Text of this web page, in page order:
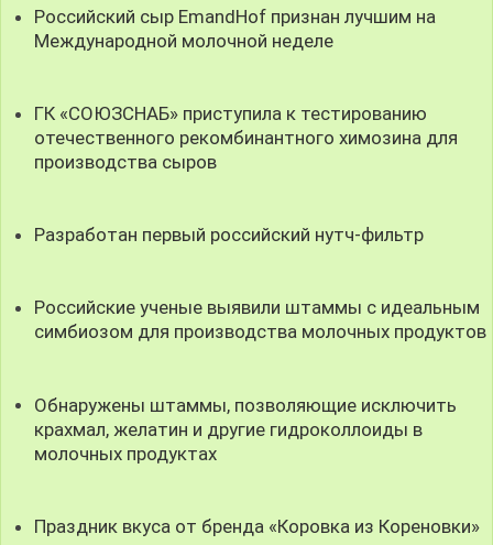
Российский сыр EmandHof признан лучшим на
Международной молочной неделе
ГК «СОЮЗСНАБ» приступила к тестированию
отечественного рекомбинантного химозина для
производства сыров
Разработан первый российский нутч-фильтр
Российские ученые выявили штаммы с идеальным
симбиозом для производства молочных продуктов
Обнаружены штаммы, позволяющие исключить
крахмал, желатин и другие гидроколлоиды в
молочных продуктах
Праздник вкуса от бренда «Коровка из Кореновки»